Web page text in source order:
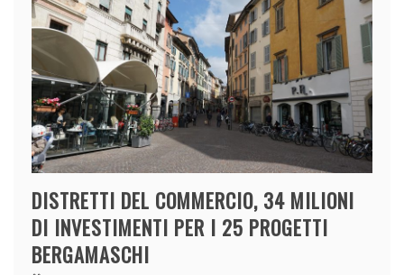
DISTRETTI DEL COMMERCIO, 34 MILIONI
DI INVESTIMENTI PER I 25 PROGETTI
BERGAMASCHI